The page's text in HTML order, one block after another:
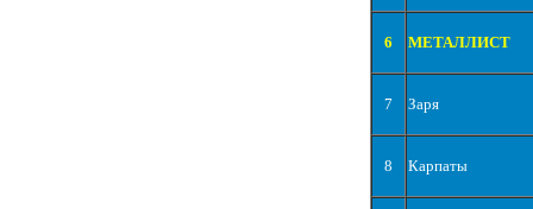
6 МЕТАЛЛИСТ
7 Заря
8 Карпаты